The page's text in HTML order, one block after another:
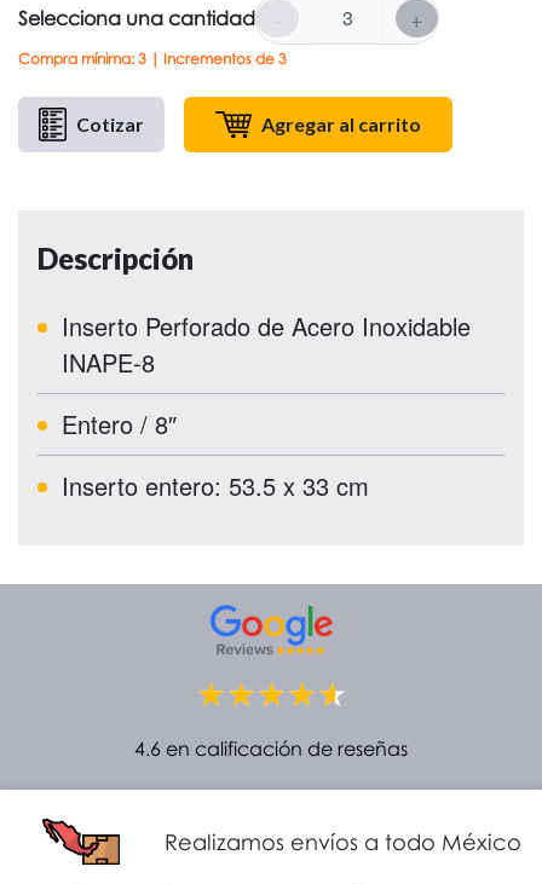
Selecciona una cantidad +
Compra mínima: 3 | Incrementos de 3
Cotizar Agregar al carrito
Descripción
Inserto Perforado de Acero Inoxidable
INAPE-8
Entero / 8″
Inserto entero: 53.5 x 33 cm
4.6 en calificación de reseñas
Realizamos envíos a todo México